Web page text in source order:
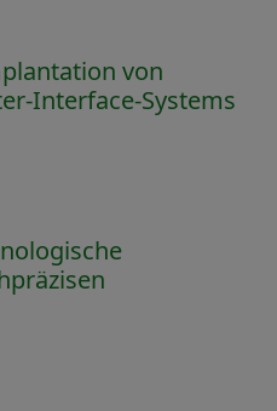
von
Interface-Systems